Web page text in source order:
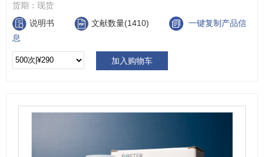
货期： 现货
说明书
文献数量(1410)
一键复制产品信
息
加入购物车